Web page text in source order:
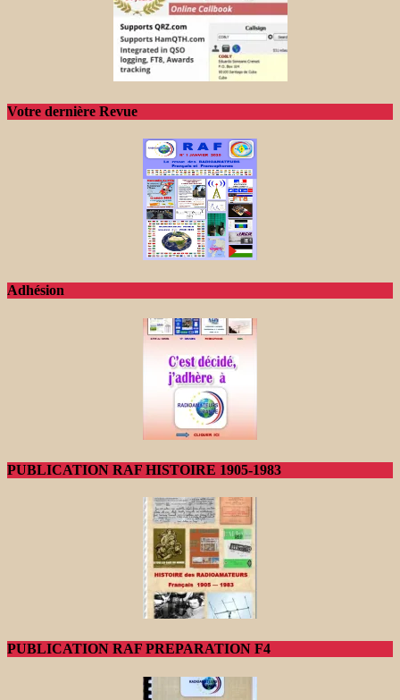
Votre dernière Revue
Adhésion
PUBLICATION RAF HISTOIRE 1905-1983
PUBLICATION RAF PREPARATION F4